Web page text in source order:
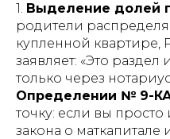
1. Выделение долей
родители
купленной квартире,
заявляет: «Это
только через
Определении № 9-
точку: если вы
закона о маткапитале